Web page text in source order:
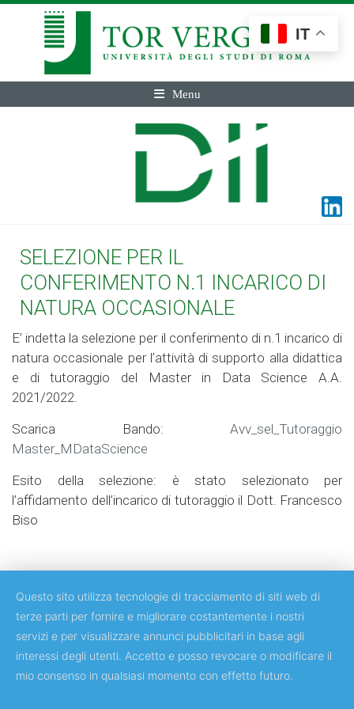
Menu
SELEZIONE PER IL
CONFERIMENTO N.1 INCARICO DI
NATURA OCCASIONALE
E’ indetta la selezione per il conferimento di n.1 incarico di
natura occasionale per l’attività di supporto alla didattica
e di tutoraggio del Master in Data Science A.A.
2021/2022.
Scarica Bando: Avv_sel_Tutoraggio
Master_MDataScience
Esito della selezione: è stato selezionato per
l’affidamento dell’incarico di tutoraggio il Dott. Francesco
Biso
Copyright © 2018 Università degli Studi di Roma Tor Vergata
IT
Questo sito utilizza tecnologie di tracciamento di siti web di
terze parti per fornire e migliorare costantemente i nostri
servizi e per visualizzare annunci pubblicitari in base agli
interessi degli utenti. Accetto e posso revocare o modificare il
mio consenso in qualsiasi momento con effetto futuro.